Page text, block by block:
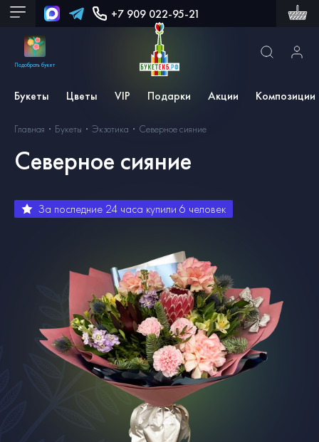
+7 909 022-95-21
Подобрать букет
Букеты Цветы VIP Подарки Акции Композиции
Главная Букеты Экзотика Северное сияние
Северное сияние
За последние 24 часа купили 6 человек